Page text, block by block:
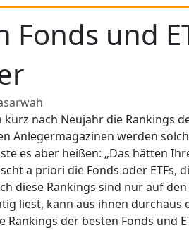
Fonds und
kurz nach Neujahr die Rankings
Anlegermagazinen werden
es aber heißen: „Das hätten
a priori die Fonds oder ETFs,
diese Rankings sind nur auf
liest, kann aus ihnen durchaus
der besten Fonds und